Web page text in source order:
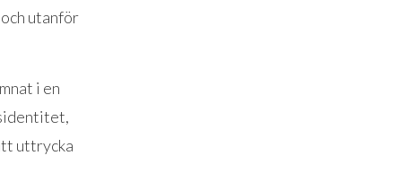
utanför
i en
uttrycka